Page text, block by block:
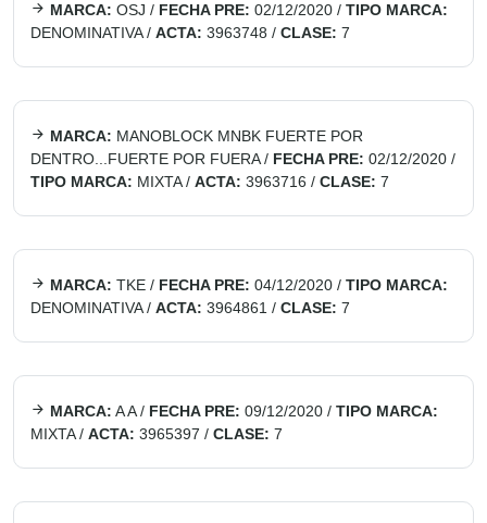
MARCA: OSJ / FECHA PRE: 02/12/2020 / TIPO MARCA:
DENOMINATIVA/ ACTA: 3963748 / CLASE: 7
MARCA: MANOBLOCK MNBK FUERTE POR
DENTRO...FUERTE POR FUERA/ FECHA PRE: 02/12/2020 /
TIPO MARCA: MIXTA/ ACTA: 3963716 / CLASE: 7
MARCA: TKE / FECHA PRE: 04/12/2020 / TIPO MARCA:
DENOMINATIVA/ ACTA: 3964861 / CLASE: 7
MARCA: A A/ FECHA PRE: 09/12/2020 / TIPO MARCA:
MIXTA/ ACTA: 3965397 / CLASE: 7